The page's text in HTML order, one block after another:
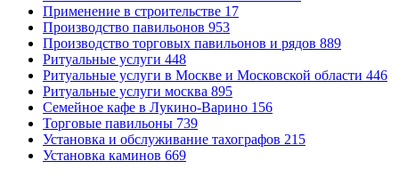
Применение в строительстве 17
Производство павильонов 953
Производство торговых павильонов и рядов 889
Ритуальные услуги 448
Ритуальные услуги в Москве и Московской области 446
Ритуальные услуги москва 895
Семейное кафе в Лукино-Варино 156
Торговые павильоны 739
Установка и обслуживание тахографов 215
Установка каминов 669